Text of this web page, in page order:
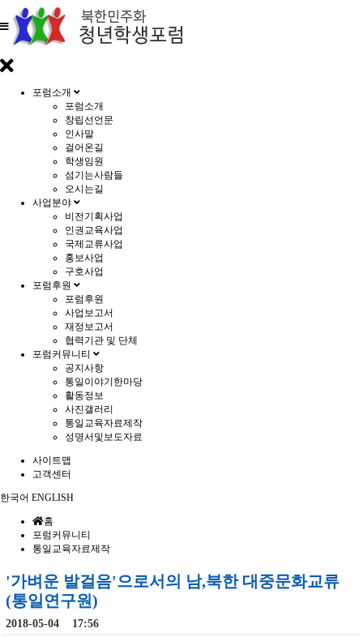
포럼소개
포럼소개
창립선언문
인사말
걸어온길
학생임원
섬기는사람들
오시는길
사업분야
비전기획사업
인권교육사업
국제교류사업
홍보사업
구호사업
포럼후원
포럼후원
사업보고서
재정보고서
협력기관 및 단체
포럼커뮤니티
공지사항
통일이야기한마당
활동정보
사진갤러리
통일교육자료제작
성명서및보도자료
사이트맵
고객센터
한국어 ENGLISH
홈
포럼커뮤니티
통일교육자료제작
'가벼운 발걸음'으로서의 남,북한 대중문화교류
(통일연구원)
2018-05-04 17:56